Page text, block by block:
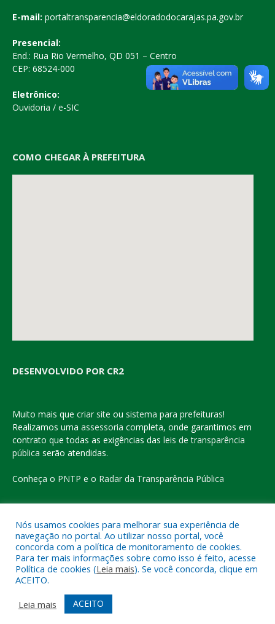
E-mail: portaltransparencia@eldoradodocarajas.pa.gov.br
Presencial:
End.: Rua Rio Vermelho, QD 051 – Centro
CEP: 68524-000
Eletrônico:
Ouvidoria / e-SIC
COMO CHEGAR À PREFEITURA
DESENVOLVIDO POR CR2
Muito mais que criar site ou sistema para prefeituras!
Realizamos uma assessoria completa, onde garantimos em
contrato que todas as exigências das leis de transparência
pública serão atendidas.
Conheça o PNTP e o Radar da Transparência Pública
Todos os direitos reservados a Prefeitura Municipal de Eldorado
do Carajás
Mapa do Site
Acessar o Webmail
Nós usamos cookies para melhorar sua experiência de
navegação no portal. Ao utilizar nosso portal, você
concorda com a política de monitoramento de cookies.
Para ter mais informações sobre como isso é feito, acesse
Política de cookies (Leia mais). Se você concorda, clique em
ACEITO.
Leia mais
ACEITO